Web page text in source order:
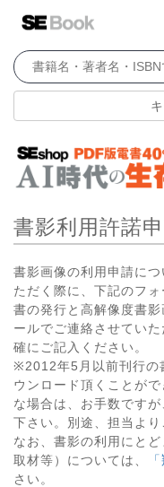
書影利用許諾
書影画像の利用申請に
ただく際に、下記のフ
書の発行と高解像度書
ールでご連絡させてい
確にご記入ください。
※2012年5月以前刊行の
ウンロード頂くことが
な場合は、お手数です
下さい。別途、担当より
なお、書影の利用にと
取材等）については、
さい。